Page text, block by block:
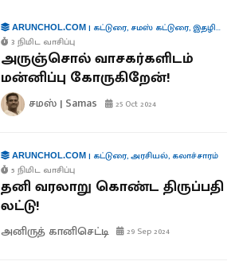
ARUNCHOL.COM| கட்டுரை, சமஸ் கட்டுரை, இதழியல்
3 நிமிட வாசிப்பு
அருஞ்சொல் வாசகர்களிடம்
மன்னிப்பு கோருகிறேன்!
சமஸ் | Samas 25 Oct 2024
ARUNCHOL.COM| கட்டுரை,அரசியல், கலாச்சாரம்
5 நிமிட வாசிப்பு
தனி வரலாறு கொண்ட திருப்பதி
லட்டு!
அனிருத் கானிசெட்டி 29 Sep 2024